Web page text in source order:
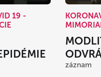
19 -
záznam